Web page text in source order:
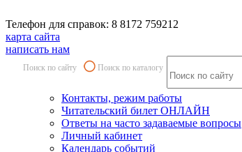
Телефон для справок: 8 8172 759212
карта сайта
написать нам
Поиск по сайту Поиск по каталогу
Контакты, режим работы
Читательский билет ОНЛАЙН
Ответы на часто задаваемые вопросы
Личный кабинет
Календарь событий